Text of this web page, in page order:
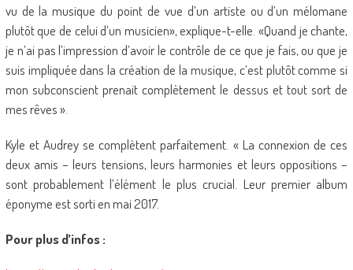
vu de la musique du point de vue d’un artiste ou d’un mélomane
plutôt que de celui d’un musicien», explique-t-elle. «Quand je chante,
je n’ai pas l’impression d’avoir le contrôle de ce que je fais, ou que je
suis impliquée dans la création de la musique, c’est plutôt comme si
mon subconscient prenait complètement le dessus et tout sort de
mes rêves ».
Kyle et Audrey se complètent parfaitement. « La connexion de ces
deux amis – leurs tensions, leurs harmonies et leurs oppositions –
sont probablement l’élément le plus crucial. Leur premier album
éponyme est sorti en mai 2017.
Pour plus d’infos :